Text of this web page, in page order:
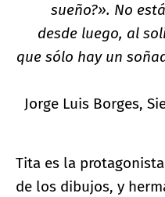
sueño?». No
desde luego, al
que sólo hay un
Jorge Luis Borges,
Tita es la
de los dibujos, y